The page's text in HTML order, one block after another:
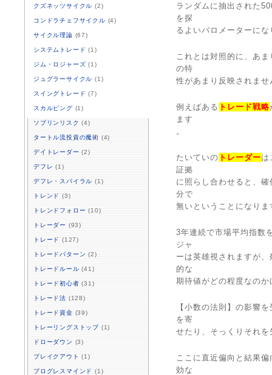
ランダムに抽出された
を探
るよいバロメーターにな
これとは対照的に、あ
の特
性があまり反映されませ
例えばある トレード戦略
ます
。
たいていの トレーダーは
証拠
に照らし合わせると、
分で
無いということになりま
3年連続で市場平均指数
ジャ
ーは英雄視されますが
的な
期待値がどの程度なの
【小数の法則】の影響
を寄
せたり、そっくりそれ
ここに直近偏向と結果
効な
クズネッツサイクル (2)
コンドラチェフサイクル (4)
サイクル理論 (67)
システムトレード (1)
ジム・ロジャーズ (1)
ジュグラーサイクル (1)
スイングトレード (7)
スカルピング (1)
ソブリンリスク (4)
タートル流投資の魔術 (4)
デイトレーダー (2)
デフレ (1)
デフレ・スパイラル (1)
トレンド (3)
トレンドフォロー (10)
トレーダー (93)
トレード (127)
トレードパターン (2)
トレードルール (41)
トレード初心者 (31)
トレード法 (128)
トレード資金 (39)
トレーリングストップ (1)
ドローダウン (3)
ブレイクアウト (1)
プログレスマインド (1)